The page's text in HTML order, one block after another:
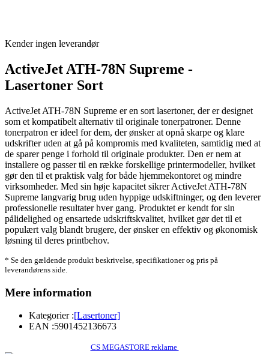
Kender ingen leverandør
ActiveJet ATH-78N Supreme -
Lasertoner Sort
ActiveJet ATH-78N Supreme er en sort lasertoner, der er designet
som et kompatibelt alternativ til originale tonerpatroner. Denne
tonerpatron er ideel for dem, der ønsker at opnå skarpe og klare
udskrifter uden at gå på kompromis med kvaliteten, samtidig med at
de sparer penge i forhold til originale produkter. Den er nem at
installere og passer til en række forskellige printermodeller, hvilket
gør den til et praktisk valg for både hjemmekontoret og mindre
virksomheder. Med sin høje kapacitet sikrer ActiveJet ATH-78N
Supreme langvarig brug uden hyppige udskiftninger, og den leverer
professionelle resultater hver gang. Produktet er kendt for sin
pålidelighed og ensartede udskriftskvalitet, hvilket gør det til et
populært valg blandt brugere, der ønsker en effektiv og økonomisk
løsning til deres printbehov.
* Se den gældende produkt beskrivelse, specifikationer og pris på
leverandørens side.
Mere information
Kategorier :[Lasertoner]
EAN :5901452136673
CS MEGASTORE reklame